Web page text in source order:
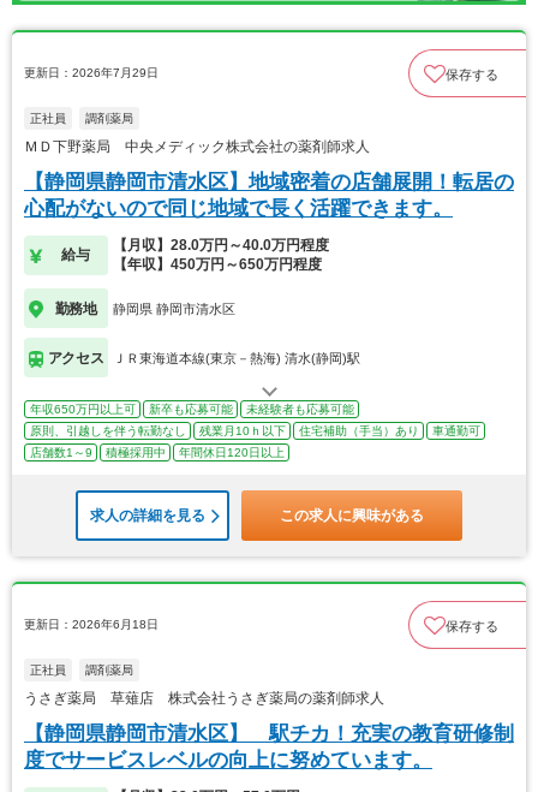
更新日：2026年7月29日 保存する
正社員 調剤薬局
ＭＤ下野薬局 中央メディック株式会社の薬剤師求人
【静岡県静岡市清水区】地域密着の店舗展開！転居の
心配がないので同じ地域で長く活躍できます。
給与
【月収】28.0万円～40.0万円程度
【年収】450万円～650万円程度
勤務地 静岡県 静岡市清水区
アクセス ＪＲ東海道本線(東京－熱海) 清水(静岡)駅
年収650万円以上可 新卒も応募可能
未経験者も応募可能
原則、引越しを伴う転勤なし
残業月10ｈ以下 住宅補助（手当）あり
車通勤可
店舗数1～9
積極採用中 年間休日120日以上
求人の詳細を見る この求人に興味がある
更新日：2026年6月18日 保存する
正社員 調剤薬局
うさぎ薬局 草薙店 株式会社うさぎ薬局の薬剤師求人
【静岡県静岡市清水区】 駅チカ！充実の教育研修制
度でサービスレベルの向上に努めています。